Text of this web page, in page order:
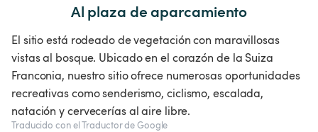
Al plaza de aparcamiento
El sitio está rodeado de vegetación con maravillosas
vistas al bosque. Ubicado en el corazón de la Suiza
Franconia, nuestro sitio ofrece numerosas oportunidades
recreativas como senderismo, ciclismo, escalada,
natación y cervecerías al aire libre.
Traducido con el Traductor de Google